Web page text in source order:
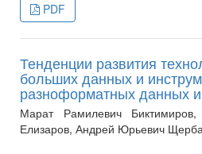
PDF
Тенденции развития
больших данных и
разноформатных данных
Марат Рамилевич
Елизаров, Андрей Юрьевич